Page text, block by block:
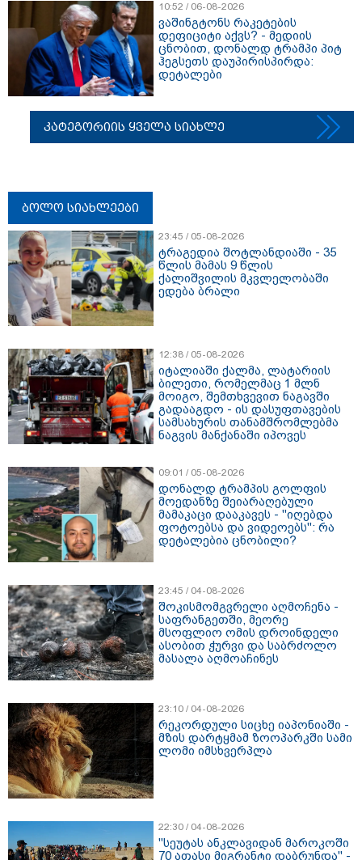
10:52 / 06-08-2026
ვაშინგტონს რაკეტების
დეფიციტი აქვს? - მედიის
ცნობით, დონალდ ტრამპი პიტ
ჰეგსეთს დაუპირისპირდა:
დეტალები
კატეგორიის ყველა სიახლე
ბოლო სიახლეები
23:45 / 05-08-2026
ტრაგედია შოტლანდიაში - 35
წლის მამას 9 წლის
ქალიშვილის მკვლელობაში
ედება ბრალი
12:38 / 05-08-2026
იტალიაში ქალმა, ლატარიის
ბილეთი, რომელმაც 1 მლნ
მოიგო, შემთხვევით ნაგავში
გადააგდო - ის დასუფთავების
სამსახურის თანამშრომლებმა
ნაგვის მანქანაში იპოვეს
09:01 / 05-08-2026
დონალდ ტრამპის გოლფის
მოედანზე შეიარაღებული
მამაკაცი დააკავეს - "იღებდა
ფოტოებსა და ვიდეოებს": რა
დეტალებია ცნობილი?
23:45 / 04-08-2026
შოკისმომგვრელი აღმოჩენა -
საფრანგეთში, მეორე
მსოფლიო ომის დროინდელი
ასობით ჭურვი და საბრძოლო
მასალა აღმოაჩინეს
23:10 / 04-08-2026
რეკორდული სიცხე იაპონიაში -
მზის დარტყმამ ზოოპარკში სამი
ლომი იმსხვერპლა
22:30 / 04-08-2026
"სეუტას ანკლავიდან მაროკოში
70 ათასი მიგრანტი დაბრუნდა" -